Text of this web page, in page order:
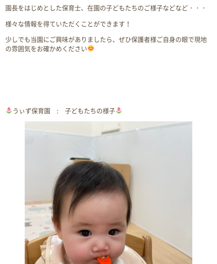
園長をはじめとした保育士、在園の子どもたちのご様子などなど・・・
様々な情報を得ていただくことができます！
少しでも当園にご興味がありましたら、ぜひ保護者様ご自身の眼で現地
の雰囲気をお確かめください
うぃず保育園 : 子どもたちの様子